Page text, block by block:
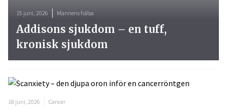
15 juni, 2026 Mannens hälsa
Addisons sjukdom – en tuff,
kronisk sjukdom
18 juni, 2026 Cancer